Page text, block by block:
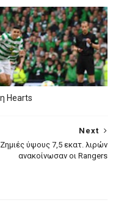
Hearts
Next
Ζημιές ύψους 7,5 εκατ. λιρών
ανακοίνωσαν οι Rangers